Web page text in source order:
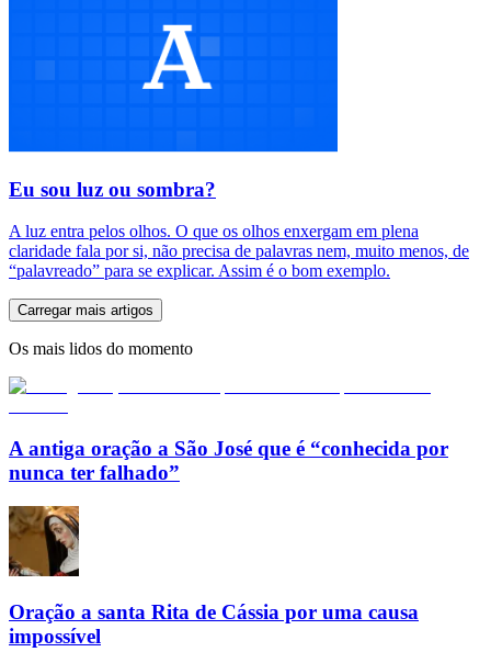
Eu sou luz ou sombra?
A luz entra pelos olhos. O que os olhos enxergam em plena
claridade fala por si, não precisa de palavras nem, muito menos, de
“palavreado” para se explicar. Assim é o bom exemplo.
Carregar mais artigos
Os mais lidos do momento
A antiga oração a São José que é “conhecida por
nunca ter falhado”
Oração a santa Rita de Cássia por uma causa
impossível